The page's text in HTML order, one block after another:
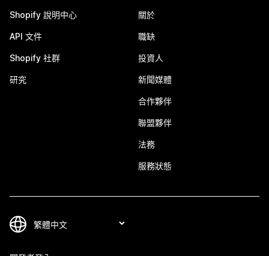
Shopify 說明中心
API 文件
Shopify 社群
研究
關於
職缺
投資人
新聞媒體
合作夥伴
聯盟夥伴
法務
服務狀態